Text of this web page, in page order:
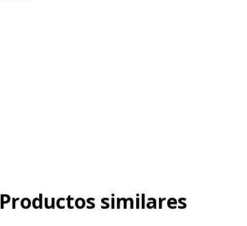
Productos similares